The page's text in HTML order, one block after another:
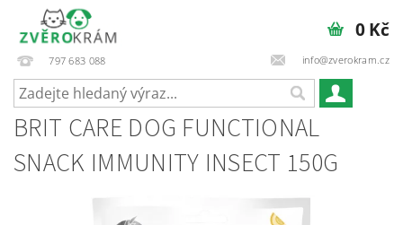
797 683 088 info@zverokram.cz
0 Kč
BRIT CARE DOG FUNCTIONAL
SNACK IMMUNITY INSECT 150G